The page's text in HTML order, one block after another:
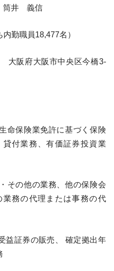
筒井 義信
勤職員18,477名）
大阪府大阪市中央区今橋3-
命保険業免許に基づく保険
付業務、有価証券投資業
その他の業務、他の保険会
務の代理または事務の代
益証券の販売、 確定拠出年